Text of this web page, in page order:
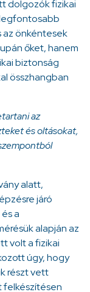
dolgozók fizikai
az önkéntesek
őket, hanem
biztonság
összhangban
az
és oltásokat,
alatt,
járó
a
alapján az
volt a fizikai
úgy, hogy
részt vett
felkészítésen